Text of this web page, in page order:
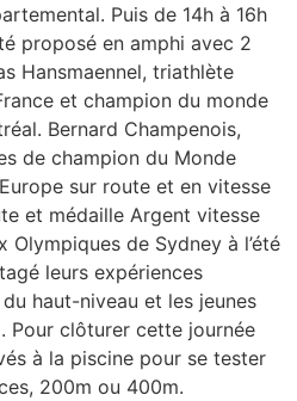
Puis de 14h à 16h
proposé en amphi avec 2
Hansmaennel, triathlète
et champion du monde
Bernard Champenois,
de champion du Monde
sur route et en vitesse
et médaille Argent vitesse
de Sydney à l’été
leurs expériences
haut-niveau et les jeunes
Pour clôturer cette journée
à la piscine pour se tester
200m ou 400m.